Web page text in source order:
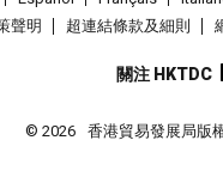
聲明
超連結條款及細則
關注 HKTDC
© 2026 香港貿易發展局版